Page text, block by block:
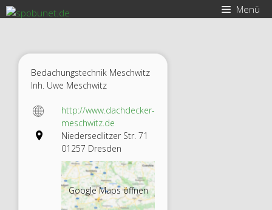
Zum
Inhalt
Menü
Bedachungstechnik Meschwitz
Inh. Uwe Meschwitz
http://www.dachdecker-
meschwitz.de
Niedersedlitzer Str. 71
01257 Dresden
Google Maps öffnen